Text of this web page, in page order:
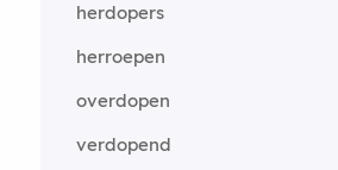
herdopers
herroepen
overdopen
verdopend